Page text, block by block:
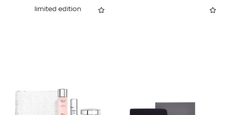
limited edition